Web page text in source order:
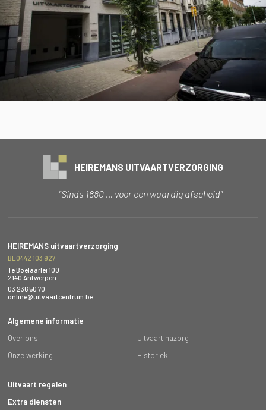
HEIREMANS UITVAARTVERZORGING
"Sinds 1880 … voor een waardig afscheid"
HEIREMANS uitvaartverzorging
BE0442 103 927
Te Boelaarlei 100
2140 Antwerpen
03 236 50 70
online@uitvaartcentrum.be
Algemene informatie
Over ons
Uitvaart nazorg
Onze werking
Historiek
Uitvaart regelen
Extra diensten